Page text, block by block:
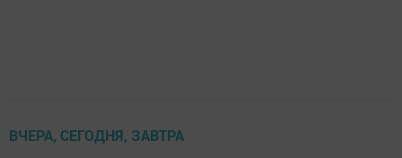
ВЧЕРА, СЕГОДНЯ, ЗАВТРА